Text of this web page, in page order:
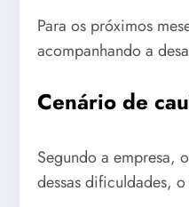
Para os próximos
acompanhando a
Cenário de
Segundo a empresa,
dessas dificuldades,